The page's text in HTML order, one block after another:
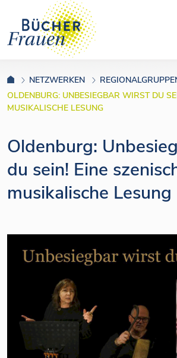
NETZWERKEN
OLDENBURG: UNBESIEGBAR WIRST DU
MUSIKALISCHE LESUNG
Oldenburg:
du sein! Eine
musikalische Lesung